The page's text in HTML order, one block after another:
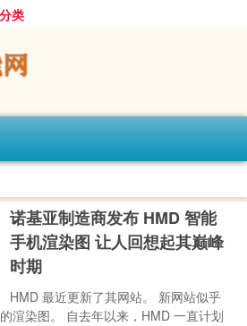
类
诺基亚制造商发布 HMD 智能
手机渲染图 让人回想起其巅峰
时期
HMD 最近更新了其网站。 新网站似乎
渲染图。 自去年以来，HMD 一直计划